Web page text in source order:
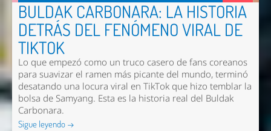
BULDAK CARBONARA: LA HISTORIA
DETRÁS DEL FENÓMENO VIRAL DE
TIKTOK
Lo que empezó como un truco casero de fans coreanos
para suavizar el ramen más picante del mundo, terminó
desatando una locura viral en TikTok que hizo temblar la
bolsa de Samyang. Esta es la historia real del Buldak
Carbonara.
Sigue leyendo →
Nombre *
Email *
Comentario *